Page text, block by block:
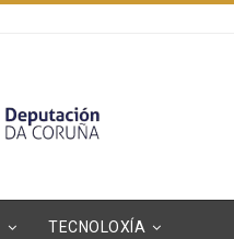
TECNOLOXÍA